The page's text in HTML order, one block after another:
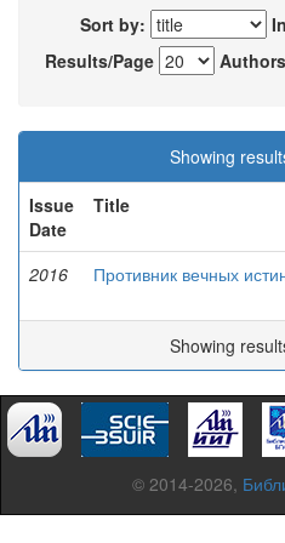
Sort by:
Results/Page
Showing
Issue
Date
Title
2016 Противник вечных
Showing
© 2014-2026,